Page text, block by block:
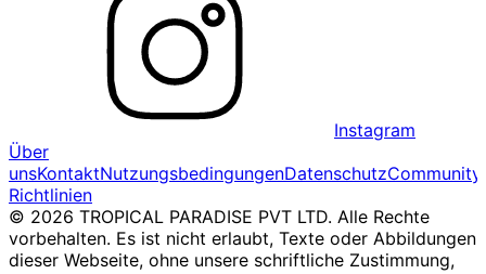
Instagram
Über
unsKontaktNutzungsbedingungenDatenschutz
Richtlinien
© 2026 TROPICAL PARADISE PVT LTD. Alle Rechte
vorbehalten. Es ist nicht erlaubt, Texte oder Abbildungen
dieser Webseite, ohne unsere schriftliche Zustimmung,